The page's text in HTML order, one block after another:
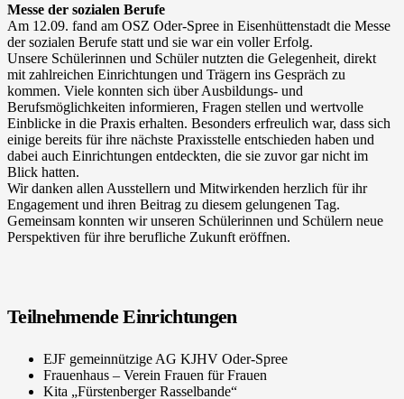
Messe der sozialen Berufe
Am 12.09. fand am OSZ Oder-Spree in Eisenhüttenstadt die Messe
der sozialen Berufe statt und sie war ein voller Erfolg.
Unsere Schülerinnen und Schüler nutzten die Gelegenheit, direkt
mit zahlreichen Einrichtungen und Trägern ins Gespräch zu
kommen. Viele konnten sich über Ausbildungs- und
Berufsmöglichkeiten informieren, Fragen stellen und wertvolle
Einblicke in die Praxis erhalten. Besonders erfreulich war, dass sich
einige bereits für ihre nächste Praxisstelle entschieden haben und
dabei auch Einrichtungen entdeckten, die sie zuvor gar nicht im
Blick hatten.
Wir danken allen Ausstellern und Mitwirkenden herzlich für ihr
Engagement und ihren Beitrag zu diesem gelungenen Tag.
Gemeinsam konnten wir unseren Schülerinnen und Schülern neue
Perspektiven für ihre berufliche Zukunft eröffnen.
Teilnehmende Einrichtungen
EJF gemeinnützige AG KJHV Oder-Spree
Frauenhaus – Verein Frauen für Frauen
Kita „Fürstenberger Rasselbande“